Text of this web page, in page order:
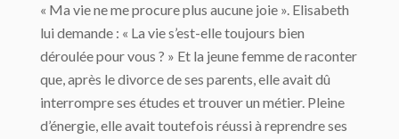
« Ma vie ne me procure plus aucune joie ». Elisabeth
lui demande : « La vie s’est-elle toujours bien
déroulée pour vous ? » Et la jeune femme de raconter
que, après le divorce de ses parents, elle avait dû
interrompre ses études et trouver un métier. Pleine
d’énergie, elle avait toutefois réussi à reprendre ses